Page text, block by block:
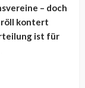
– doch
kontert
ist für